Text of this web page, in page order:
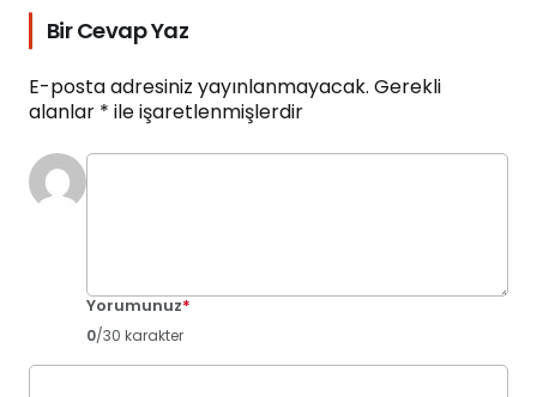
Bir Cevap Yaz
E-posta adresiniz yayınlanmayacak. Gerekli
alanlar * ile işaretlenmişlerdir
Yorumunuz*
0/30 karakter